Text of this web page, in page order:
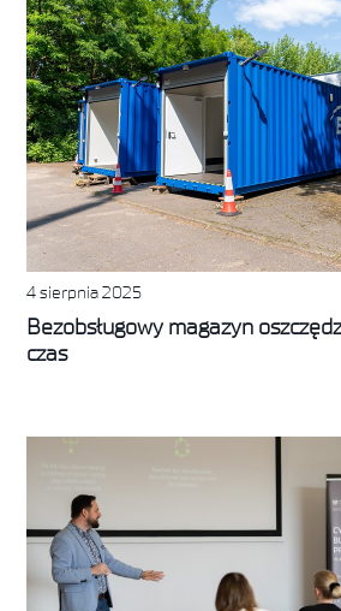
4 sierpnia 2025
Bezobsługowy magazyn
czas